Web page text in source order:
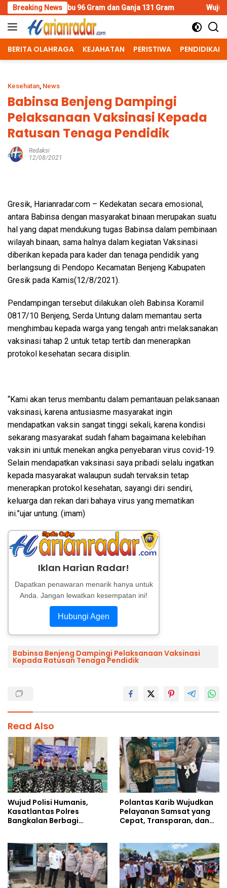
Skip
to
content
Breaking News
Gram dan Ganja 131 Gram Wujud Polisi Humanis,
BERITA OLAHRAGA KEJAHATAN PERISTIWA PENDIDIKAN
Kesehatan, News
Babinsa Benjeng Dampingi
Pelaksanaan Vaksinasi Kepada
Ratusan Tenaga Pendidik
Redaksi
12/08/2021
Gresik, Harianradar.com – Kedekatan secara emosional,
antara Babinsa dengan masyarakat binaan merupakan suatu
hal yang dapat mendukung tugas Babinsa dalam pembinaan
wilayah binaan, sama halnya dalam kegiatan Vaksinasi
diberikan kepada para kader dan tenaga pendidik yang
berlangsung di Pendopo Kecamatan Benjeng Kabupaten
Gresik pada Kamis(12/8/2021).
Pendampingan tersebut dilakukan oleh Babinsa Koramil
0817/10 Benjeng, Serda Untung dalam memantau serta
menghimbau kepada warga yang tengah antri melaksanakan
vaksinasi tahap 2 untuk tetap tertib dan menerapkan
protokol kesehatan secara disiplin.
“Kami akan terus membantu dalam pemantauan pelaksanaan
vaksinasi, karena antusiasme masyarakat ingin
mendapatkan vaksin sangat tinggi sekali, karena kondisi
sekarang masyarakat sudah faham bagaimana kelebihan
vaksin ini untuk menekan angka penyebaran virus covid-19.
Selain mendapatkan vaksinasi saya pribadi selalu ingatkan
kepada masyarakat walaupun sudah tervaksin tetap
menerapkan protokol kesehatan, sayangi diri sendiri,
keluarga dan rekan dari bahaya virus yang mematikan
ini.”ujar untung. (imam)
Iklan Harian Radar!
Dapatkan penawaran menarik hanya untuk
Anda. Jangan lewatkan kesempatan ini!
Hubungi Agen
Babinsa Benjeng Dampingi Pelaksanaan Vaksinasi
Kepada Ratusan Tenaga Pendidik
Read Also
Wujud Polisi Humanis,
Kasatlantas Polres
Bangkalan Berbagi
Ahmad Ibrahim
Polantas Karib Wujudkan
Pelayanan Samsat yang
Cepat, Transparan, dan